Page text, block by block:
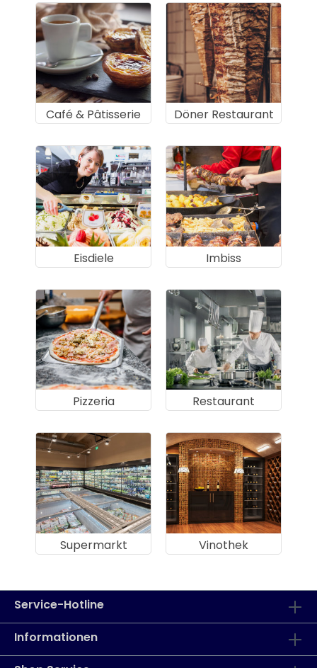
Café & Pâtisserie Döner Restaurant
Eisdiele Imbiss
Pizzeria Restaurant
Supermarkt Vinothek
Service-Hotline
Informationen